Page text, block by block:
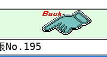
No.195